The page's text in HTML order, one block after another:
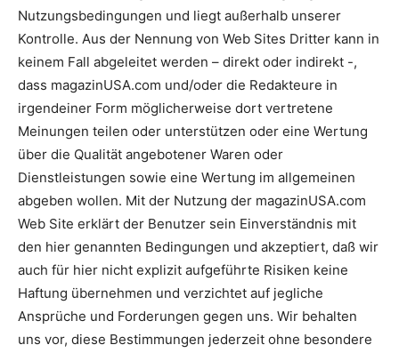
Nutzungsbedingungen und liegt außerhalb unserer
Kontrolle. Aus der Nennung von Web Sites Dritter kann in
keinem Fall abgeleitet werden – direkt oder indirekt -,
dass magazinUSA.com und/oder die Redakteure in
irgendeiner Form möglicherweise dort vertretene
Meinungen teilen oder unterstützen oder eine Wertung
über die Qualität angebotener Waren oder
Dienstleistungen sowie eine Wertung im allgemeinen
abgeben wollen. Mit der Nutzung der magazinUSA.com
Web Site erklärt der Benutzer sein Einverständnis mit
den hier genannten Bedingungen und akzeptiert, daß wir
auch für hier nicht explizit aufgeführte Risiken keine
Haftung übernehmen und verzichtet auf jegliche
Ansprüche und Forderungen gegen uns. Wir behalten
uns vor, diese Bestimmungen jederzeit ohne besondere